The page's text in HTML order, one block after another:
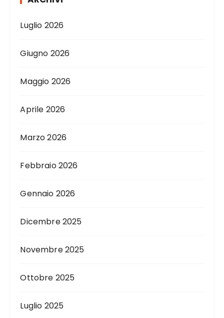
Luglio 2026
Giugno 2026
Maggio 2026
Aprile 2026
Marzo 2026
Febbraio 2026
Gennaio 2026
Dicembre 2025
Novembre 2025
Ottobre 2025
Luglio 2025